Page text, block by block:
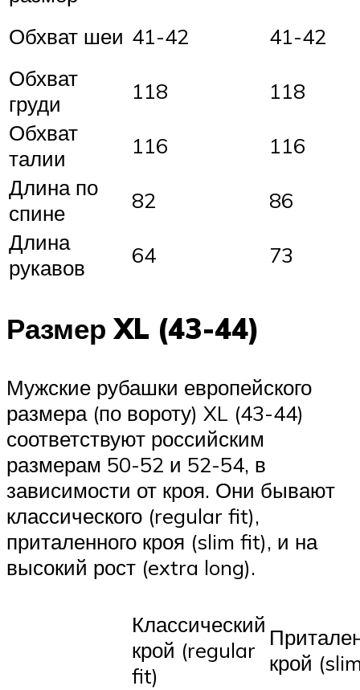
Обхват шеи 41-42
41-42
Обхват
груди
118
118
Обхват
талии
116
116
Длина по
спине
82
86
Длина
рукавов
64 73
Размер XL (43-44)
Мужские рубашки европейского
размера (по вороту) XL (43-44)
соответствуют российским
размерам 50-52 и 52-54, в
зависимости от кроя. Они бывают
классического (regular fit),
приталенного кроя (slim fit), и на
высокий рост (extra long).
Классический
крой (regular
fit)
крой